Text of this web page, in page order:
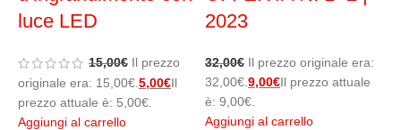
luce LED
15,00€ Il prezzo
originale era: 15,00€. 5,00€Il
prezzo attuale è: 5,00€.
Aggiungi al carrello
2023
32,00€ Il prezzo originale era:
32,00€. 9,00€Il prezzo attuale
è: 9,00€.
Aggiungi al carrello